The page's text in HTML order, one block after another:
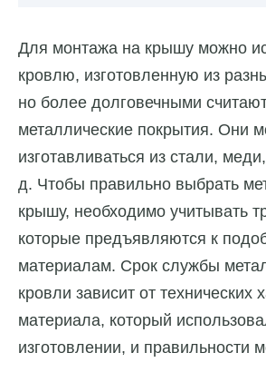
Для монтажа на крышу можно
кровлю, изготовленную из
но более долговечными
металлические покрытия. Они
изготавливаться из стали,
д. Чтобы правильно выбрать
крышу, необходимо учитывать
которые предъявляются к
материалам. Срок службы
кровли зависит от технических
материала, который
изготовлении, и правильности